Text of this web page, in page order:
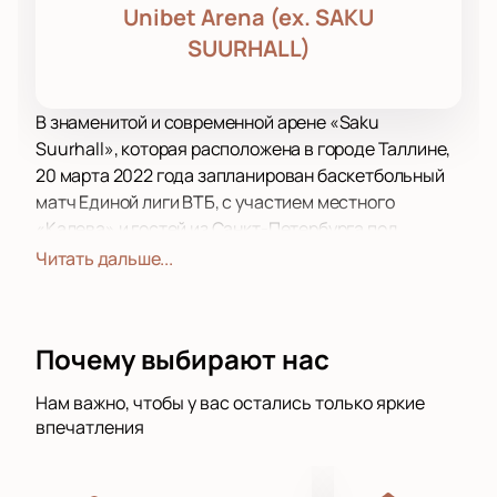
Unibet Arena (ex. SAKU
SUURHALL)
В знаменитой и современной арене «Saku
Suurhall», которая расположена в городе Таллине,
20 марта 2022 года запланирован баскетбольный
матч Единой лиги ВТБ, с участием местного
«Калева» и гостей из Санкт-Петербурга под
названием «Зенит». Дата и время игры могут быть
многих болельщиков этот клуб остался в памяти,
После сложного периода 1990-х годов команда
обрела второе дыхание и вновь вышла на привычно
Читать дальше...
Почему выбирают нас
Нам важно, чтобы у вас остались только яркие
впечатления